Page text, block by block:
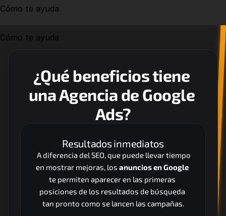
Cómo te ayuda
Cómo te ayuda
¿Qué beneficios tiene
una Agencia de Google
Ads?
Resultados inmediatos
A diferencia del SEO, que puede llevar tiempo
en mostrar mejoras, los anuncios en Google
te permiten aparecer en las primeras
posiciones de los resultados de búsqueda
tan pronto como se lancen las campañas.